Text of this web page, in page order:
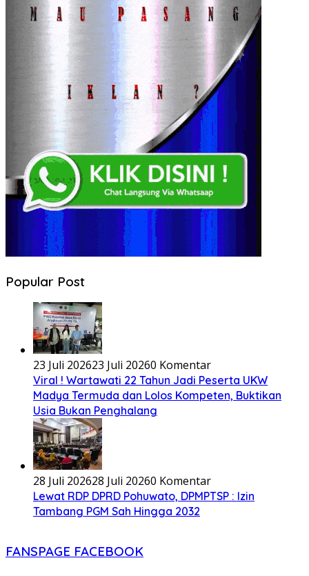
Popular Post
23 Juli 202623 Juli 20260 Komentar
Viral ! Wartawati 22 Tahun Jadi Peserta UKW
Madya Termuda dan Lolos Kompeten, Buktikan
Usia Bukan Penghalang
28 Juli 202628 Juli 20260 Komentar
Lewat RDP DPRD Pohuwato, DPMPTSP : Izin
Tambang PGM Sah Hingga 2032
FANSPAGE FACEBOOK